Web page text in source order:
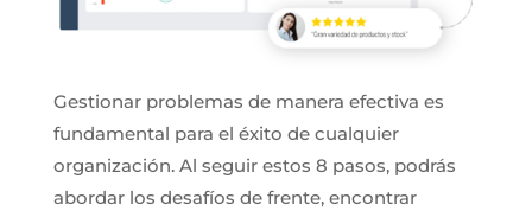
Gestionar problemas de manera efectiva es
fundamental para el éxito de cualquier
organización. Al seguir estos 8 pasos, podrás
abordar los desafíos de frente, encontrar